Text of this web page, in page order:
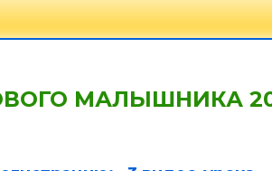
МАЛЫШНИКА